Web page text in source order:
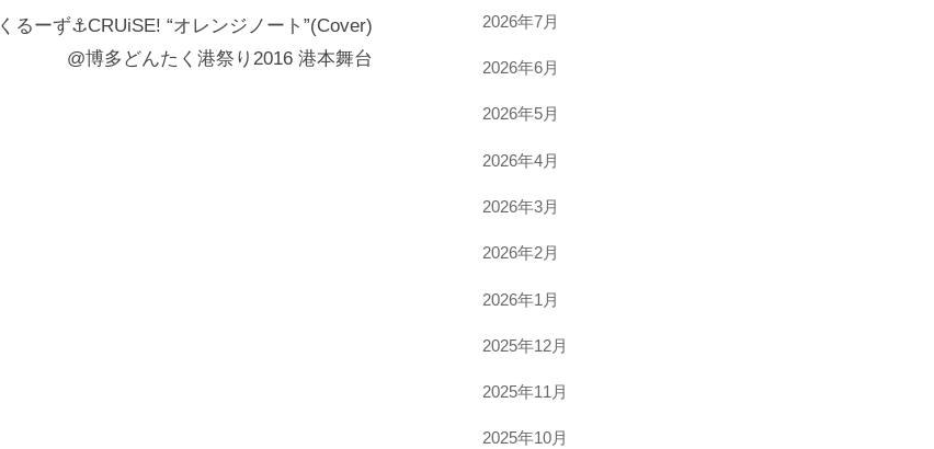
くるーず⚓CRUiSE! “オレンジノート”(Cover)
@博多どんたく港祭り2016 港本舞台
2026年7月
2026年6月
2026年5月
2026年4月
2026年3月
2026年2月
2026年1月
2025年12月
2025年11月
2025年10月